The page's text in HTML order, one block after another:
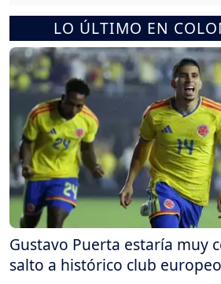
LO ÚLTIMO EN
Gustavo Puerta estaría muy
salto a histórico club europeo